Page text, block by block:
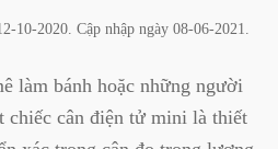
10-2020 . Cập nhập ngày 08-06-2021
làm bánh hoặc những người
chiếc cân điện tử mini là thiết